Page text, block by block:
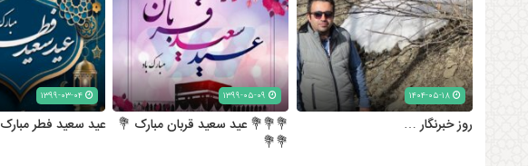
۱۴۰۴-۰۵-۱۸
روز خبرنگار …
۱۳۹۹-۰۵-۰۹
💐💐💐 عید سعید قربان مبارک 💐
💐💐
۱۳۹۹-۰۳-۰۴
عید سعید فطر مبارک